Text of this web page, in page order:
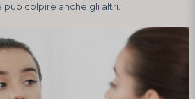
può colpire anche gli altri.